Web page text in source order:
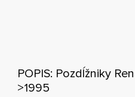
POPIS: Pozdĺžniky
>1995